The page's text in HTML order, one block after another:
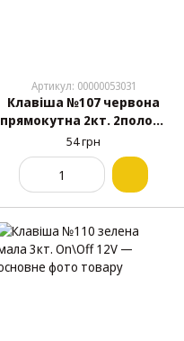
Артикул: 00000053031
Клавіша №107 червона
прямокутна 2кт. 2полож.
On\Off 12V + дроти 15см
54 грн